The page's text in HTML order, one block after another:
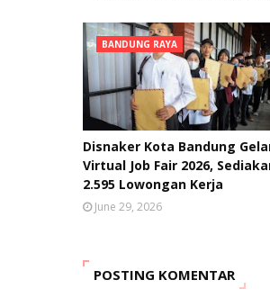
BANDUNG RAYA
Disnaker Kota Bandung
Virtual Job Fair 2026,
2.595 Lowongan Kerja
June 29, 2026
POSTING KOMENTAR